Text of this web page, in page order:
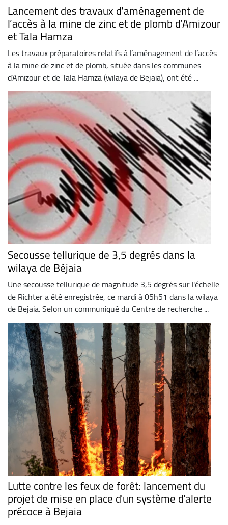
Lancement des travaux d’aménagement de
l’accès à la mine de zinc et de plomb d’Amizour
et Tala Hamza
Les travaux préparatoires relatifs à l’aménagement de l’accès
à la mine de zinc et de plomb, située dans les communes
d’Amizour et de Tala Hamza (wilaya de Bejaïa), ont été ...
Secousse tellurique de 3,5 degrés dans la
wilaya de Béjaia
Une secousse tellurique de magnitude 3,5 degrés sur l'échelle
de Richter a été enregistrée, ce mardi à 05h51 dans la wilaya
de Bejaia. Selon un communiqué du Centre de recherche ...
Lutte contre les feux de forêt: lancement du
projet de mise en place d'un système d'alerte
précoce à Bejaia